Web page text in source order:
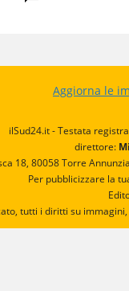
Aggiorna le
ilSud24.it - Testata
direttore:
18, 80058 Torre
Per pubblicizzare la
tutti i diritti su